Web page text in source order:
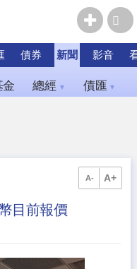
債券 新聞 影音
金 總經 ▼ 債匯 ▼
A- A+
目前報價